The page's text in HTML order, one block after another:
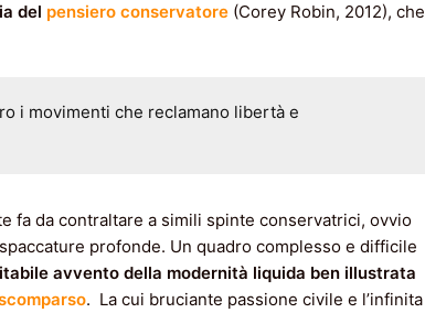
del pensiero conservatore (Corey Robin, 2012), che
i movimenti che reclamano libertà e
fa da contraltare a simili spinte conservatrici, ovvio
profonde. Un quadro complesso e difficile
avvento della modernità liquida ben illustrata
. La cui bruciante passione civile e l’infinita